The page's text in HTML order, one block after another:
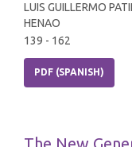
LUIS GUILLERMO
HENAO
139 - 162
PDF (SPANISH)